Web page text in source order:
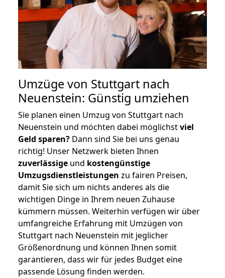
Umzüge von Stuttgart nach
Neuenstein: Günstig umziehen
Sie planen einen Umzug von Stuttgart nach
Neuenstein und möchten dabei möglichstviel
Geld sparen? Dann sind Sie bei uns genau
richtig! Unser Netzwerk bieten Ihnen
zuverlässige und kostengünstige
Umzugsdienstleistungen zu fairen Preisen,
damit Sie sich um nichts anderes als die
wichtigen Dinge in Ihrem neuen Zuhause
kümmern müssen. Weiterhin verfügen wir über
umfangreiche Erfahrung mit Umzügen von
Stuttgart nach Neuenstein mit jeglicher
Größenordnung und können Ihnen somit
garantieren, dass wir für jedes Budget eine
passende Lösung finden werden.